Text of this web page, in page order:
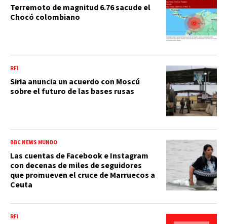
Terremoto de magnitud 6.76 sacude el
Chocó colombiano
RFI
Siria anuncia un acuerdo con Moscú
sobre el futuro de las bases rusas
BBC NEWS MUNDO
Las cuentas de Facebook e Instagram
con decenas de miles de seguidores
que promueven el cruce de Marruecos a
Ceuta
RFI